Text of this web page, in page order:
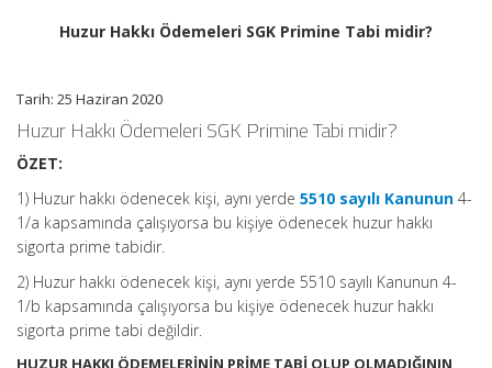
Huzur Hakkı Ödemeleri SGK Primine Tabi midir?
Tarih: 25 Haziran 2020
Huzur Hakkı Ödemeleri SGK Primine Tabi midir?
ÖZET:
1) Huzur hakkı ödenecek kişi, aynı yerde 5510 sayılı Kanunun 4-
1/a kapsamında çalışıyorsa bu kişiye ödenecek huzur hakkı
sigorta prime tabidir.
2) Huzur hakkı ödenecek kişi, aynı yerde 5510 sayılı Kanunun 4-
1/b kapsamında çalışıyorsa bu kişiye ödenecek huzur hakkı
sigorta prime tabi değildir.
HUZUR HAKKI ÖDEMELERİNİN PRİME TABİ OLUP OLMADIĞININ